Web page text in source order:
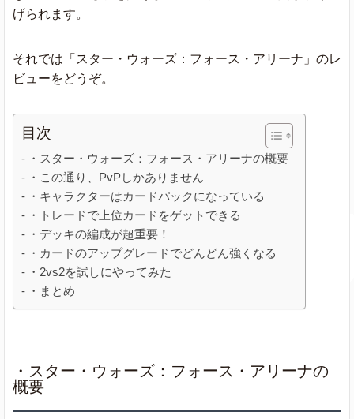
げられます。
それでは「スター・ウォーズ：フォース・アリーナ」のレ
ビューをどうぞ。
目次
・スター・ウォーズ：フォース・アリーナの概要
・この通り、PvPしかありません
・キャラクターはカードパックになっている
・トレードで上位カードをゲットできる
・デッキの編成が超重要！
・カードのアップグレードでどんどん強くなる
・2vs2を試しにやってみた
・まとめ
・スター・ウォーズ：フォース・アリーナの
概要